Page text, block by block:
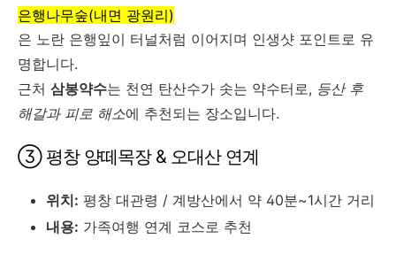
은행나무숲(내면 광원리)
은 노란 은행잎이 터널처럼 이어지며 인생샷 포인트로 유
명합니다.
근처 삼봉약수는 천연 탄산수가 솟는 약수터로, 등산 후
해갈과 피로 해소에 추천되는 장소입니다.
③ 평창 양떼목장 & 오대산 연계
위치: 평창 대관령 / 계방산에서 약 40분~1시간 거리
내용: 가족여행 연계 코스로 추천